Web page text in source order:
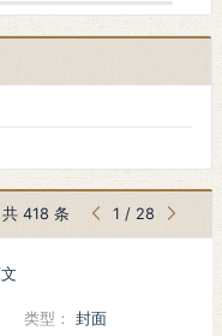
共 418 条 1 / 28
类型： 封面